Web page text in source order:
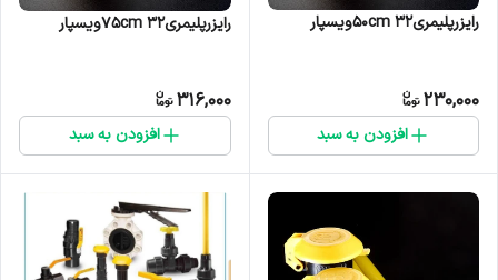
رایزرپلیمری۳۲ ۵۰cmویسپار
230,000
افزودن به سبد
رایزرپلیمری۳۲ ۷۵cmویسپار
316,000
افزودن به سبد